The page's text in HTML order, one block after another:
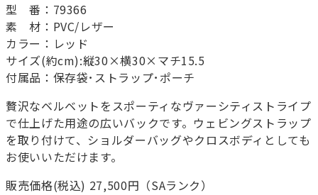
型 番：79366
素 材：PVC/レザー
カラー：レッド
サイズ(約cm):縦30×横30×マチ15.5
付属品：保存袋･ストラップ･ポーチ
贅沢なベルベットをスポーティなヴァーシティストライプ
で仕上げた用途の広いバックです。ウェビングストラップ
を取り付けて、ショルダーバッグやクロスボディとしても
お使いいただけます。
販売価格(税込) 27,500円（SAランク）